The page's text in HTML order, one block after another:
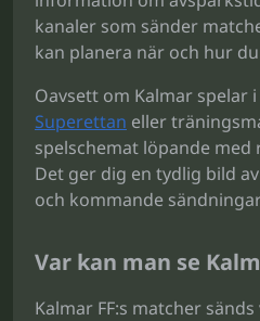
kanaler som sänder
kan planera när och hur
Oavsett om Kalmar spelar i
Superettan eller
spelschemat löpande
Det ger dig en tydlig bild
och kommande
Var kan man se
Kalmar FF:s matcher